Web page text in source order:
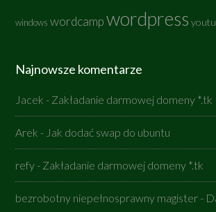
windows wordcamp wordpress
Najnowsze komentarze
Jacek - Zakładanie darmowej domeny *.tk
Arek - Jak dodać swap do ubuntu
refy - Zakładanie darmowej domeny *.tk
bezrobotny niepełnosprawny magister -